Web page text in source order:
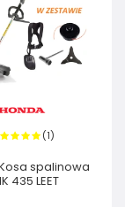
(1)
spalinowa
435 LEET